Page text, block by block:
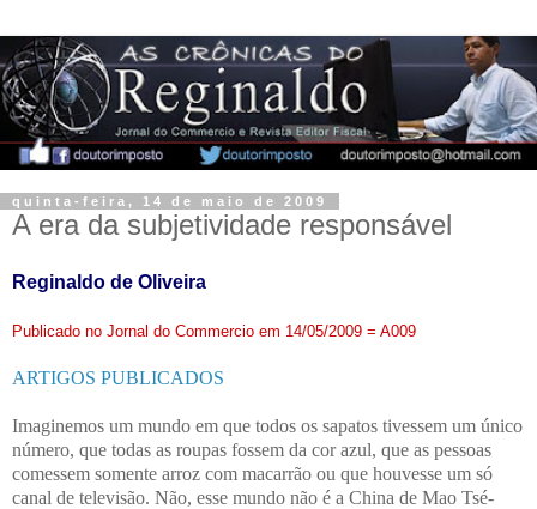
quinta-feira, 14 de maio de 2009
A era da subjetividade responsável
Reginaldo de Oliveira
Publicado no Jornal do Commercio em 14/05/2009 = A009
ARTIGOS PUBLICADOS
Imaginemos um mundo em que todos os sapatos tivessem um único
número, que todas as roupas fossem da cor azul, que as pessoas
comessem somente arroz com macarrão ou que houvesse um só
canal de televisão. Não, esse mundo não é a China de Mao Tsé-